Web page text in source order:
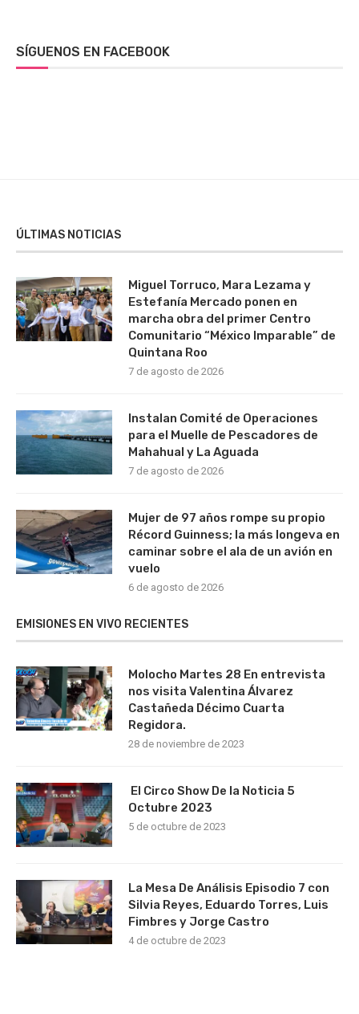
SÍGUENOS EN FACEBOOK
ÚLTIMAS NOTICIAS
Miguel Torruco, Mara Lezama y
Estefanía Mercado ponen en
marcha obra del primer Centro
Comunitario “México Imparable” de
Quintana Roo
7 de agosto de 2026
Instalan Comité de Operaciones
para el Muelle de Pescadores de
Mahahual y La Aguada
7 de agosto de 2026
Mujer de 97 años rompe su propio
Récord Guinness; la más longeva en
caminar sobre el ala de un avión en
vuelo
6 de agosto de 2026
EMISIONES EN VIVO RECIENTES
Molocho Martes 28 En entrevista
nos visita Valentina Álvarez
Castañeda Décimo Cuarta
Regidora.
28 de noviembre de 2023
El Circo Show De la Noticia 5
Octubre 2023
5 de octubre de 2023
La Mesa De Análisis Episodio 7 con
Silvia Reyes, Eduardo Torres, Luis
Fimbres y Jorge Castro
4 de octubre de 2023